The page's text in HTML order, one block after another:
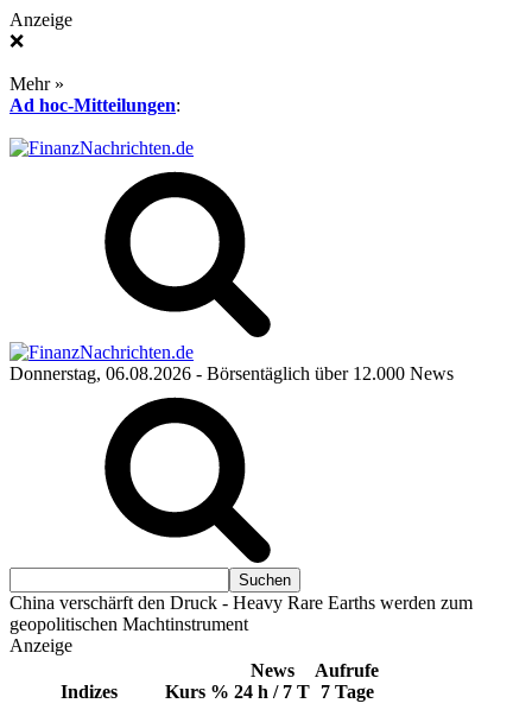
Anzeige
❌
Mehr »
Ad hoc-Mitteilungen:
Donnerstag, 06.08.2026 - Börsentäglich über 12.000 News
China verschärft den Druck - Heavy Rare Earths werden zum
geopolitischen Machtinstrument
Anzeige
Indizes Kurs %
News
24 h / 7 T
Aufrufe
7 Tage